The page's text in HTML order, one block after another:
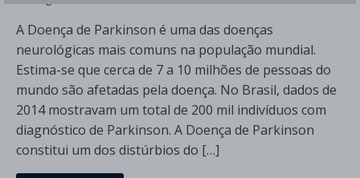
A Doença de Parkinson é uma das doenças
neurológicas mais comuns na população mundial.
Estima-se que cerca de 7 a 10 milhões de pessoas do
mundo são afetadas pela doença. No Brasil, dados de
2014 mostravam um total de 200 mil indivíduos com
diagnóstico de Parkinson. A Doença de Parkinson
constitui um dos distúrbios do […]